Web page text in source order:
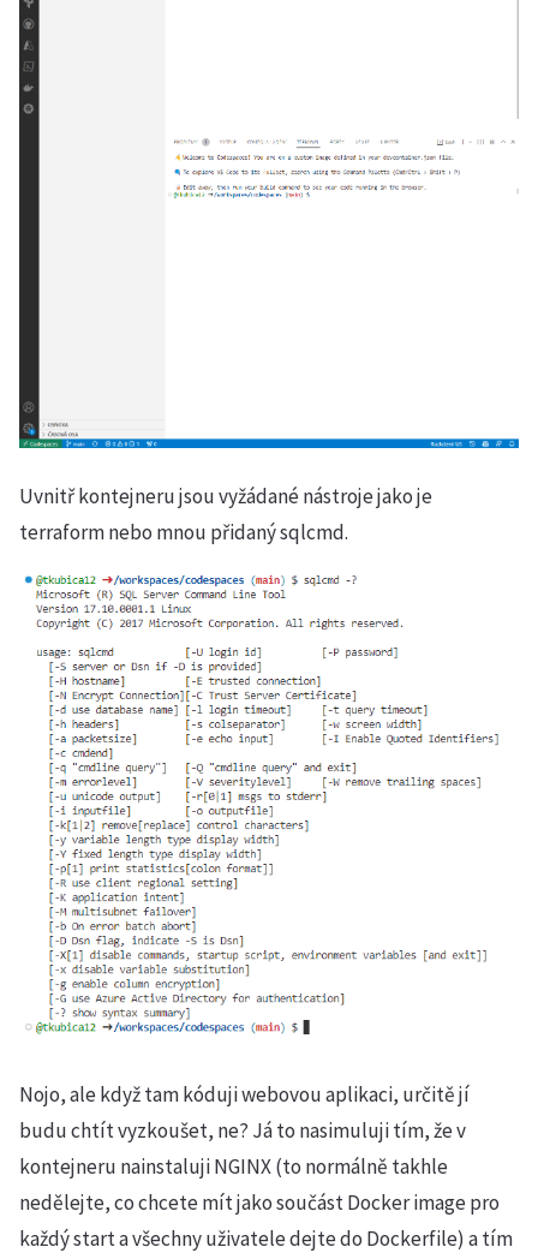
Uvnitř kontejneru jsou vyžádané nástroje jako je
terraform nebo mnou přidaný sqlcmd.
Nojo, ale když tam kóduji webovou aplikaci, určitě jí
budu chtít vyzkoušet, ne? Já to nasimuluji tím, že v
kontejneru nainstaluji NGINX (to normálně takhle
nedělejte, co chcete mít jako součást Docker image pro
každý start a všechny uživatele dejte do Dockerfile) a tím